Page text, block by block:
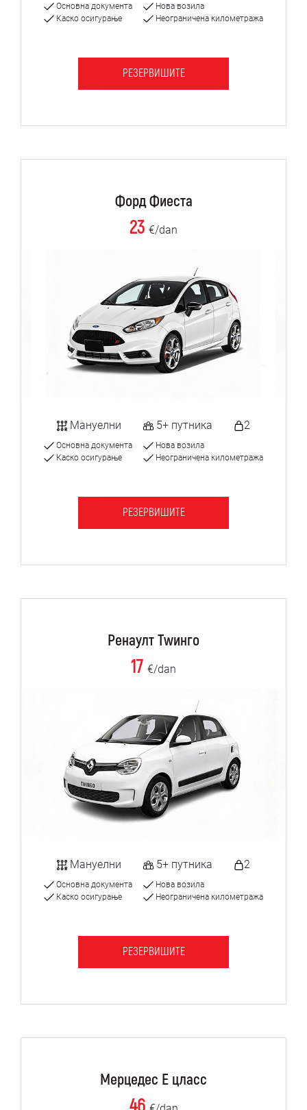
Основна документа
Каско осигурање
Нова возила
Неограничена километража
РЕЗЕРВИШИТЕ
Форд Фиеста
23 €/dan
Мануелни 5+ путника 2
Основна документа
Каско осигурање
Нова возила
Неограничена километража
РЕЗЕРВИШИТЕ
Ренаулт Тwинго
17 €/dan
Мануелни 5+ путника 2
Основна документа
Каско осигурање
Нова возила
Неограничена километража
РЕЗЕРВИШИТЕ
Мерцедес Е цласс